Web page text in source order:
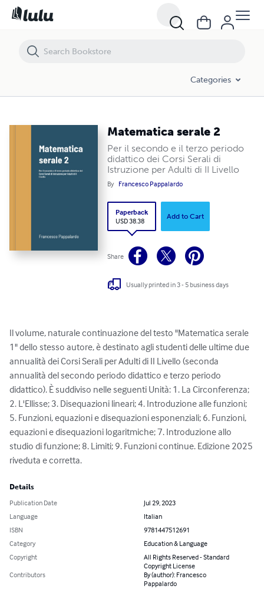
Categories
Matematica serale 2
Per il secondo e il terzo periodo
didattico dei Corsi Serali di
Istruzione per Adulti di II Livello
By Francesco Pappalardo
Paperback
USD 38.38
Add to Cart
Share
Usually printed in 3 - 5 business days
Il volume, naturale continuazione del testo "Matematica serale
1" dello stesso autore, è destinato agli studenti delle ultime due
annualità dei Corsi Serali per Adulti di II Livello (seconda
annualità del secondo periodo didattico e terzo periodo
didattico). È suddiviso nelle seguenti Unità: 1. La Circonferenza;
2. L'Ellisse; 3. Disequazioni lineari; 4. Introduzione alle funzioni;
5. Funzioni, equazioni e disequazioni esponenziali; 6. Funzioni,
equazioni e disequazioni logaritmiche; 7. Introduzione allo
studio di funzione; 8. Limiti; 9. Funzioni continue. Edizione 2025
riveduta e corretta.
Details
Publication Date
Jul 29, 2023
Language
Italian
ISBN
9781447512691
Category
Education & Language
Copyright
All Rights Reserved - Standard
Copyright License
Contributors
By (author): Francesco
Pappalardo
Matematica serale 2